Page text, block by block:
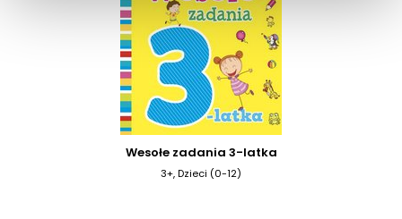
Wesołe zadania 3-latka
3+, Dzieci (0-12)